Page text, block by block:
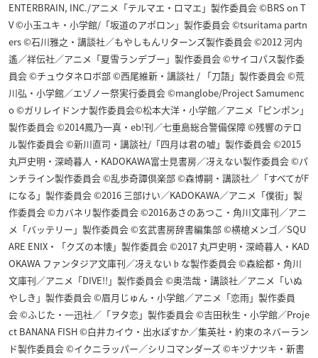
ENTERBRAIN, INC./アニメ「テルマエ・ロマエ」製作委員会 ©BRS on T
V ©小玉ユキ・小学館/「坂道のアポロン」製作委員会 ©tsuritama partn
ers ©石川雅之・講談社／もやしもんリターンズ製作委員会 ©2012 河内
遙／祥伝社／アニメ「夏雪ランデブー」製作委員会 ©サイコパス製作委
員会 ©チュウタネロボ部 ©西尾維新・講談社 / 「刀語」製作委員会 ©荒
川弘・小学館／エゾノー祭実行委員会 ©manglobe/Project Samumenc
o ©ガリレイドンナ製作委員会©松本大洋・小学館／アニメ「ピンポン」
製作委員会 ©2014鳳乃一真・eb!刊／七重島総合警備保障 ©残響のテロ
ル製作委員会 ©新川直司・講談社/「四月は君の嘘」製作委員会 ©2015
丸戸史明・深崎暮人・KADOKAWA富士見書房／冴えない製作委員会 ©パ
ンチライン製作委員会 ©乱歩奇譚倶楽部 ©森博嗣・講談社／「すべてがF
になる」製作委員会 ©2016 三部けい／KADOKAWA／アニメ「僕街」製
作委員会 ©カバネリ製作委員会 ©2016あさのあつこ・角川文庫刊／アニ
メ「バッテリー」製作委員会 ©玄武書房辞書編集部 ©横槍メンゴ／SQU
ARE ENIX・「クズの本懐」製作委員会 ©2017 丸戸史明・深崎暮人・KAD
OKAWA ファンタジア文庫刊／冴えない♭な製作委員会 ©森絵都・角川
文庫刊／アニメ「DIVE!!」製作委員会 ©奥浩哉・講談社／アニメ「いぬ
やしき」製作委員会 ©眉月じゅん・小学館／アニメ「恋雨」製作委員
会 ©ふじた・一迅社／「ヲタ恋」製作委員会 ©吉田秋生・小学館／Proje
ct BANANA FISH ©白井カイウ・出水ぽすか／集英社・約束のネバーラン
ド製作委員会 ©イクニラッパー／シリコマンダーズ ©キヅナツキ・新書